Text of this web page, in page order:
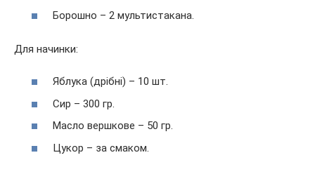
Борошно – 2 мультистакана.
Для начинки:
Яблука (дрібні) – 10 шт.
Сир – 300 гр.
Масло вершкове – 50 гр.
Цукор – за смаком.